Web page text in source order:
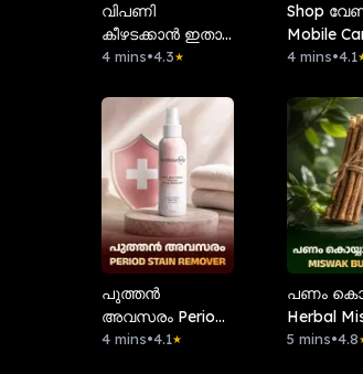
വിപണി
കീഴടക്കാൻ ഇതാ
Slim Vest
4 mins•4.3★
Shop
Mobile
തുടങ്ങാം.
4 mins•4.1
പുത്തൻ
അവസരം Period
Stain Remover
4 mins•4.1★
പണം
Herbal
Business
5 mins•4.8